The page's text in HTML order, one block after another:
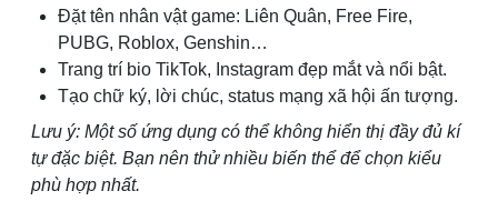
Đặt tên nhân vật game: Liên Quân, Free Fire,
PUBG, Roblox, Genshin…
Trang trí bio TikTok, Instagram đẹp mắt và nổi bật.
Tạo chữ ký, lời chúc, status mạng xã hội ấn tượng.
Lưu ý: Một số ứng dụng có thể không hiển thị đầy đủ kí
tự đặc biệt. Bạn nên thử nhiều biến thể để chọn kiểu
phù hợp nhất.